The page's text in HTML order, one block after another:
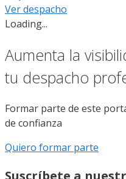
Ver despacho
Loading...
Aumenta la
tu despacho
Formar parte de este
de confianza
Quiero formar parte